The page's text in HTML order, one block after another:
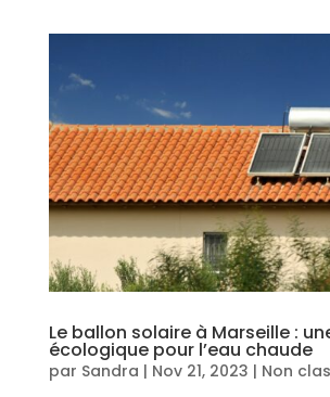
Le ballon solaire à Marseille :
écologique pour l’eau chaude
par Sandra | Nov 21, 2023 | Non